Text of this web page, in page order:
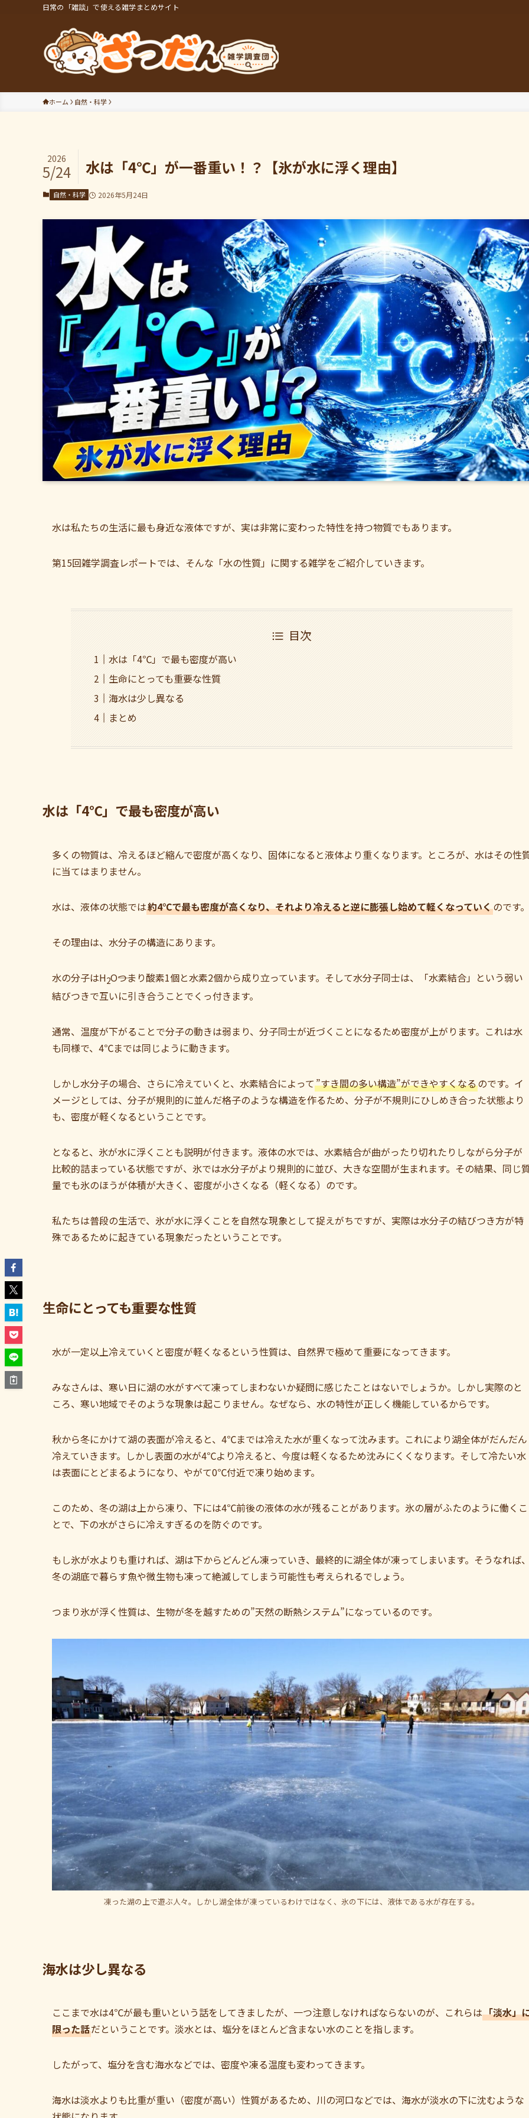
日常の「雑談」で使える雑学まとめサイト
ホーム 自然・科学
水は「4℃」が一番重い！？【氷が水に浮く理由】
2026
5/24
自然・科学 2026年5月24日
水は私たちの生活に最も身近な液体ですが、実は非常に変わった特性を持つ物質でもあります。
第15回雑学調査レポートでは、そんな「水の性質」に関する雑学をご紹介していきます。
目次
水は「4℃」で最も密度が高い
生命にとっても重要な性質
海水は少し異なる
まとめ
水は「4℃」で最も密度が高い
多くの物質は、冷えるほど縮んで密度が高くなり、固体になると液体より重くなります。ところが、水はその性
に当てはまりません。
水は、液体の状態では約4℃で最も密度が高くなり、それより冷えると逆に膨張し始めて軽くなっていくのです。
その理由は、水分子の構造にあります。
水の分子はH2O――つまり酸素1個と水素2個から成り立っています。そして水分子同士は、「水素結合」という弱い
結びつきで互いに引き合うことでくっ付きます。
通常、温度が下がることで分子の動きは弱まり、分子同士が近づくことになるため密度が上がります。これは水
も同様で、4℃までは同じように動きます。
しかし水分子の場合、さらに冷えていくと、水素結合によって”すき間の多い構造”ができやすくなるのです。イ
メージとしては、分子が規則的に並んだ格子のような構造を作るため、分子が不規則にひしめき合った状態より
も、密度が軽くなるということです。
となると、氷が水に浮くことも説明が付きます。液体の水では、水素結合が曲がったり切れたりしながら分子が
比較的詰まっている状態ですが、氷では水分子がより規則的に並び、大きな空間が生まれます。その結果、同じ
量でも氷のほうが体積が大きく、密度が小さくなる（軽くなる）のです。
私たちは普段の生活で、氷が水に浮くことを自然な現象として捉えがちですが、実際は水分子の結びつき方が特
殊であるために起きている現象だったということです。
生命にとっても重要な性質
水が一定以上冷えていくと密度が軽くなるという性質は、自然界で極めて重要になってきます。
みなさんは、寒い日に湖の水がすべて凍ってしまわないか疑問に感じたことはないでしょうか。しかし実際のと
ころ、寒い地域でそのような現象は起こりません。なぜなら、水の特性が正しく機能しているからです。
秋から冬にかけて湖の表面が冷えると、4℃までは冷えた水が重くなって沈みます。これにより湖全体がだんだん
冷えていきます。しかし表面の水が4℃より冷えると、今度は軽くなるため沈みにくくなります。そして冷たい水
は表面にとどまるようになり、やがて0℃付近で凍り始めます。
このため、冬の湖は上から凍り、下には4℃前後の液体の水が残ることがあります。氷の層がふたのように働くこ
とで、下の水がさらに冷えすぎるのを防ぐのです。
もし氷が水よりも重ければ、湖は下からどんどん凍っていき、最終的に湖全体が凍ってしまいます。そうなれば
冬の湖底で暮らす魚や微生物も凍って絶滅してしまう可能性も考えられるでしょう。
つまり氷が浮く性質は、生物が冬を越すための”天然の断熱システム”になっているのです。
凍った湖の上で遊ぶ人々。しかし湖全体が凍っているわけではなく、氷の下には、液体である水が存在する。
海水は少し異なる
ここまで水は4℃が最も重いという話をしてきましたが、一つ注意しなければならないのが、これらは「淡水」
限った話だということです。淡水とは、塩分をほとんど含まない水のことを指します。
したがって、塩分を含む海水などでは、密度や凍る温度も変わってきます。
海水は淡水よりも比重が重い（密度が高い）性質があるため、川の河口などでは、海水が淡水の下に沈むような